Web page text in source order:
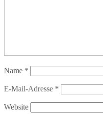
Name *
E-Mail-Adresse *
Website